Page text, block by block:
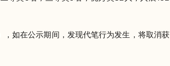
如在公示期间，发现代笔行为发生，将取消获